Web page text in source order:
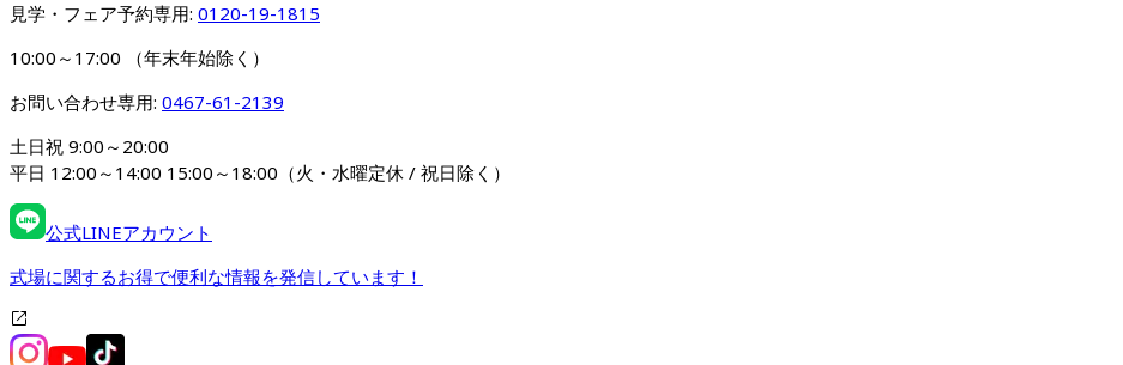
見学・フェア予約専用: 0120-19-1815
10:00～17:00 （年末年始除く）
お問い合わせ専用: 0467-61-2139
土日祝 9:00～20:00
平日 12:00～14:00 15:00～18:00（火・水曜定休 / 祝日除く）
公式LINEアカウント
式場に関するお得で便利な情報を発信しています！